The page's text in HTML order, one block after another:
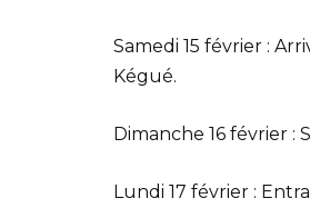
Samedi 15 février :
Kégué.
Dimanche 16 février :
Lundi 17 février :